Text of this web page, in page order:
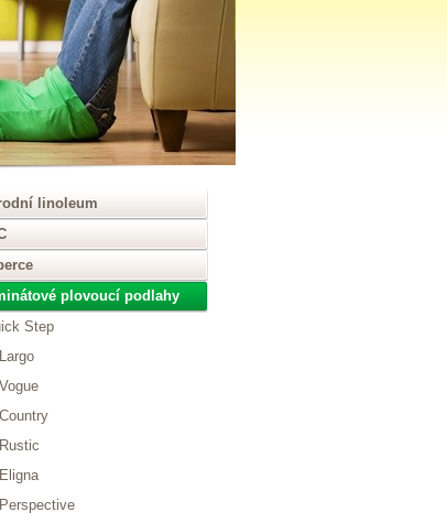
linoleum
plovoucí podlahy
Step
Largo
Vogue
Country
Rustic
Eligna
Perspective